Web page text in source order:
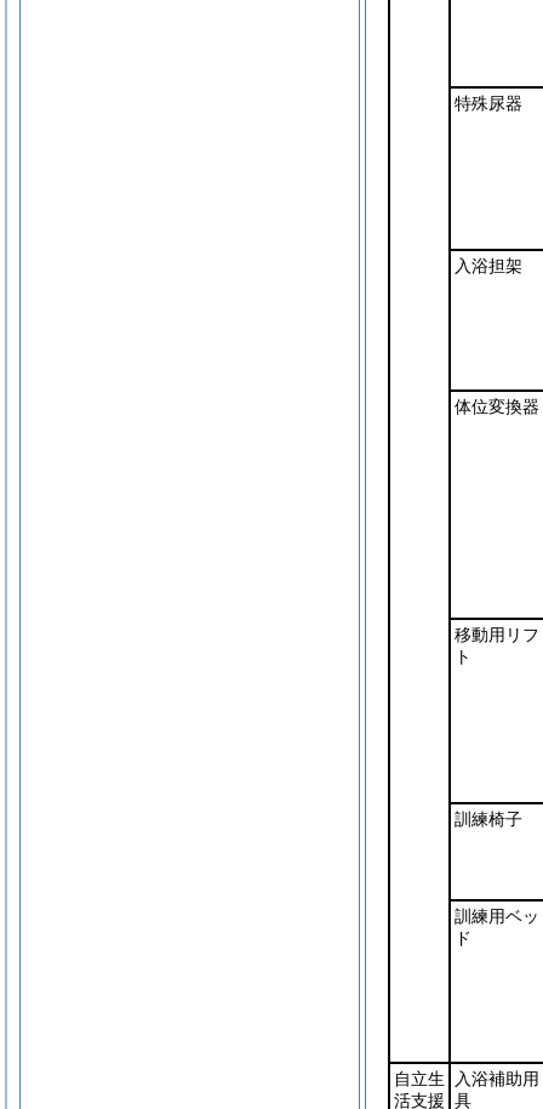
特殊尿器
入浴担架
体位変換器
移動用リフ
ト
訓練椅子
訓練用ベッ
ド
自立生
活支援
入浴補助用
具